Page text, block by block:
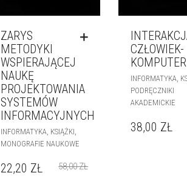
ZARYS
METODYKI
WSPIERAJĄCEJ
NAUKĘ
PROJEKTOWANIA
SYSTEMÓW
INFORMACYJNYCH
INFORMATYKA, KSIĄŻKI,
MONOGRAFIE NAUKOWE
58,00ZŁ
22,20 ZŁ
CZŁOWIEK-
KOMPUTER
INFORMATYKA,
PODRĘCZNIKI
AKADEMICKIE
38,00 ZŁ